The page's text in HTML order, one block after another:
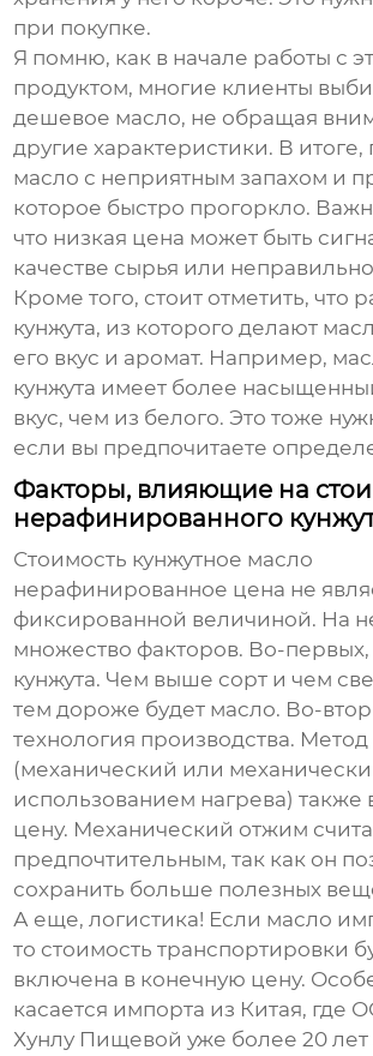
при покупке.
Я помню, как в начале работы с
продуктом, многие клиенты
дешевое масло, не обращая
другие характеристики. В итоге,
масло с неприятным запахом и
которое быстро прогоркло.
что низкая цена может быть
качестве сырья или
Кроме того, стоит отметить, что
кунжута, из которого делают
его вкус и аромат. Например,
кунжута имеет более
вкус, чем из белого. Это тоже
если вы предпочитаете
Факторы, влияющие на
нерафинированного
Стоимость кунжутное масло
нерафинированное цена не
фиксированной величиной. На
множество факторов. Во-первых,
кунжута. Чем выше сорт и чем
тем дороже будет масло. Во-
технология производства.
(механический или
использованием нагрева) также
цену. Механический отжим
предпочтительным, так как он
сохранить больше полезных
А еще, логистика! Если масло
то стоимость транспортировки
включена в конечную цену.
касается импорта из Китая, где
Хунлу Пищевой уже более 20